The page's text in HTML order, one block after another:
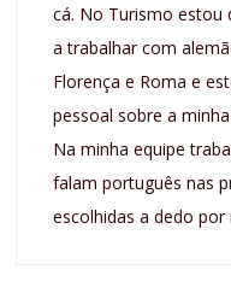
cá. No Turismo estou
a trabalhar com
Florença e Roma e
pessoal sobre a
Na minha equipe
falam português nas
escolhidas a dedo